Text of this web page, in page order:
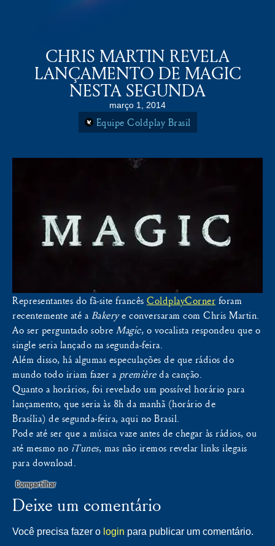
CHRIS MARTIN REVELA
LANÇAMENTO DE MAGIC
NESTA SEGUNDA
março 1, 2014
Equipe Coldplay Brasil
Representantes do fã-site francês ColdplayCorner foram
recentemente até a Bakerye conversaram com Chris Martin.
Ao ser perguntado sobre Magic, o vocalista respondeu que o
single seria lançado na segunda-feira.
Além disso, há algumas especulações de que rádios do
mundo todo iriam fazer a premièreda canção.
Quanto a horários, foi revelado um possível horário para
lançamento, que seria às 8h da manhã (horário de
Brasília) de segunda-feira, aqui no Brasil.
Pode até ser que a música vaze antes de chegar às rádios, ou
até mesmo no iTunes, mas não iremos revelar links ilegais
para download.
Deixe um comentário
Você precisa fazer o login para publicar um comentário.